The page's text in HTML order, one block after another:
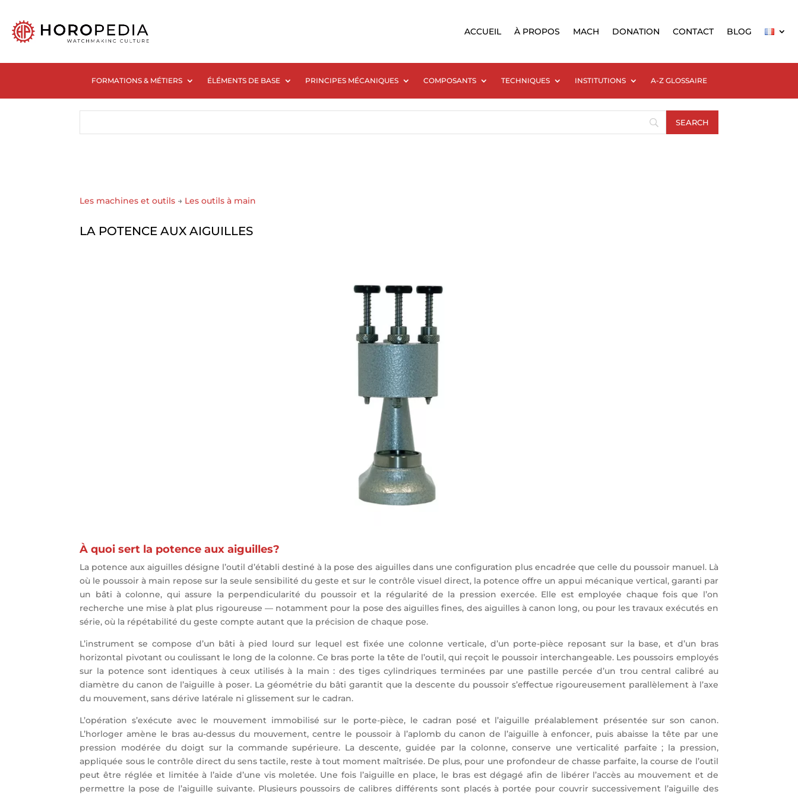
ACCUEIL À PROPOS MACH DONATION CONTACT BLOG
FORMATIONS & MÉTIERS ÉLÉMENTS DE BASE PRINCIPES MÉCANIQUES COMPOSANTS TECHNIQUES INSTITUTIONS A-Z GLOSSAIRE
Les machines et outils → Les outils à main
LA POTENCE AUX AIGUILLES
À quoi sert la potence aux aiguilles?
La potence aux aiguilles désigne l’outil d’établi destiné à la pose des aiguilles dans une configuration plus encadrée que celle du poussoir manuel. Là
où le poussoir à main repose sur la seule sensibilité du geste et sur le contrôle visuel direct, la potence offre un appui mécanique vertical, garanti par
un bâti à colonne, qui assure la perpendicularité du poussoir et la régularité de la pression exercée. Elle est employée chaque fois que l’on
recherche une mise à plat plus rigoureuse — notamment pour la pose des aiguilles fines, des aiguilles à canon long, ou pour les travaux exécutés en
série, où la répétabilité du geste compte autant que la précision de chaque pose.
L’instrument se compose d’un bâti à pied lourd sur lequel est fixée une colonne verticale, d’un porte-pièce reposant sur la base, et d’un bras
horizontal pivotant ou coulissant le long de la colonne. Ce bras porte la tête de l’outil, qui reçoit le poussoir interchangeable. Les poussoirs employés
sur la potence sont identiques à ceux utilisés à la main : des tiges cylindriques terminées par une pastille percée d’un trou central calibré au
diamètre du canon de l’aiguille à poser. La géométrie du bâti garantit que la descente du poussoir s’effectue rigoureusement parallèlement à l’axe
du mouvement, sans dérive latérale ni glissement sur le cadran.
L’opération s’exécute avec le mouvement immobilisé sur le porte-pièce, le cadran posé et l’aiguille préalablement présentée sur son canon.
L’horloger amène le bras au-dessus du mouvement, centre le poussoir à l’aplomb du canon de l’aiguille à enfoncer, puis abaisse la tête par une
pression modérée du doigt sur la commande supérieure. La descente, guidée par la colonne, conserve une verticalité parfaite ; la pression,
appliquée sous le contrôle direct du sens tactile, reste à tout moment maîtrisée. De plus, pour une profondeur de chasse parfaite, la course de l’outil
peut être réglée et limitée à l’aide d’une vis moletée. Une fois l’aiguille en place, le bras est dégagé afin de libérer l’accès au mouvement et de
permettre la pose de l’aiguille suivante. Plusieurs poussoirs de calibres différents sont placés à portée pour couvrir successivement l’aiguille des